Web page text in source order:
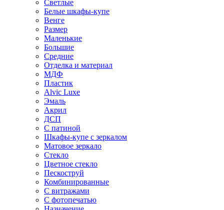
Светлые
Белые шкафы-купе
Венге
Размер
Маленькие
Большие
Средние
Отделка и материал
МДФ
Пластик
Alvic Luxe
Эмаль
Акрил
ДСП
С патиной
Шкафы-купе с зеркалом
Матовое зеркало
Стекло
Цветное стекло
Пескоструй
Комбинированные
С витражами
С фотопечатью